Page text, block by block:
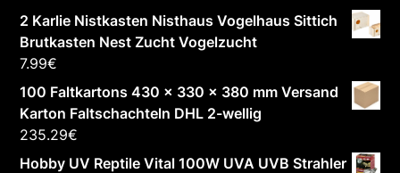
2 Karlie Nistkasten Nisthaus Vogelhaus Sittich
Brutkasten Nest Zucht Vogelzucht
7.99€
100 Faltkartons 430 x 330 x 380 mm Versand
Karton Faltschachteln DHL 2-wellig
235.29€
Hobby UV Reptile Vital 100W UVA UVB Strahler